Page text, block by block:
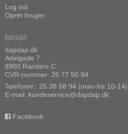
Log ind
Opret bruger
Kontakt
dapdap.dk
Adelgade 7
8900 Randers C
CVR-nummer: 26 77 50 94
Telefonnr.: 25 38 58 94 (man-fre 10-14)
E-mail: kundeservice@dapdap.dk
Facebook